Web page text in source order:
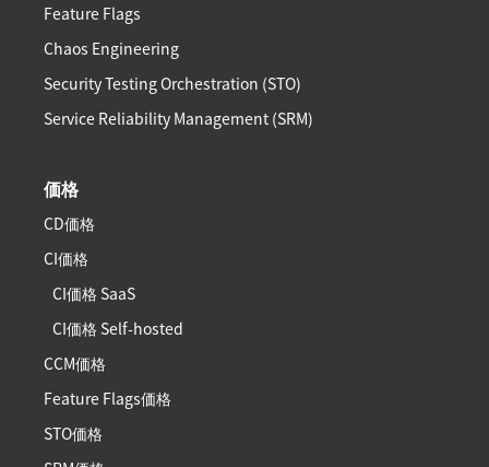
Feature Flags
Chaos Engineering
Security Testing Orchestration (STO)
Service Reliability Management (SRM)
価格
CD価格
CI価格
CI価格 SaaS
CI価格 Self-hosted
CCM価格
Feature Flags価格
STO価格